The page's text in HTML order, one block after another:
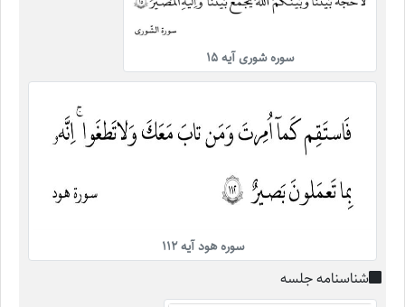
سوره شوری آیه ۱۵
سوره هود آیه ۱۱۲
شناسنامه جلسه